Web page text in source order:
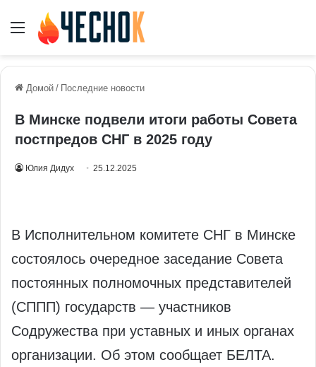
Меню
Домой / Последние новости
В Минске подвели итоги работы Совета
постпредов СНГ в 2025 году
Юлия Дидух 25.12.2025
В Исполнительном комитете СНГ в Минске
состоялось очередное заседание Совета
постоянных полномочных представителей
(СППП) государств — участников
Содружества при уставных и иных органах
организации. Об этом сообщает БЕЛТА.